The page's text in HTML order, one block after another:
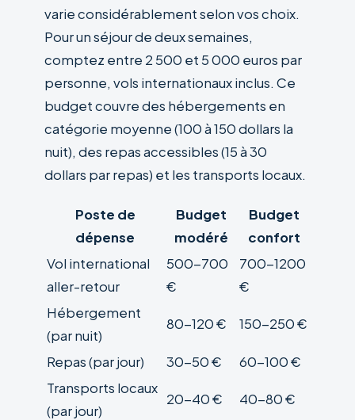
varie considérablement selon vos choix.
Pour un séjour de deux semaines,
comptez entre 2 500 et 5 000 euros par
personne, vols internationaux inclus. Ce
budget couvre des hébergements en
catégorie moyenne (100 à 150 dollars la
nuit), des repas accessibles (15 à 30
dollars par repas) et les transports locaux.
Poste de
dépense
Budget
modéré
Budget
confort
Vol international
aller-retour
500-700
€
700-1200
€
Hébergement
(par nuit)
80-120 € 150-250 €
Repas (par jour) 30-50 €
60-100 €
Transports locaux
(par jour)
20-40 € 40-80 €